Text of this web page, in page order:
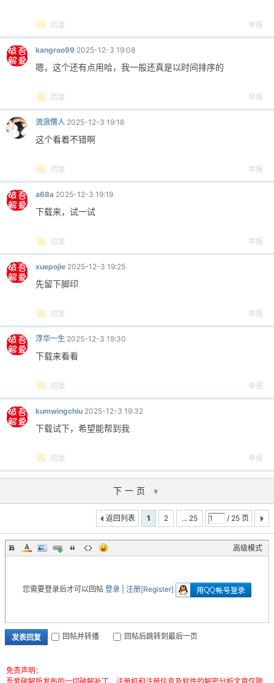
jie.
回复 举报
kangroo99 2025-12-3 19:08
嗯，这个还有点用哈，我一般还真是以时间排序的
回复 举报
流浪情人 2025-12-3 19:18
这个看着不错啊
回复 举报
a68a 2025-12-3 19:19
下载来，试一试
回复 举报
xuepojie 2025-12-3 19:25
先留下脚印
回复 举报
浮华一生 2025-12-3 19:30
下载来看看
回复 举报
kumwingchiu 2025-12-3 19:32
下载试下，希望能帮到我
回复 举报
下一页 »
1 2 ... 25 / 25 页
返回列表
高级模式
您需要登录后才可以回帖 登录 注册[Register]
发表回复 回帖并转播 回帖后跳转到最后一页
免责声明：